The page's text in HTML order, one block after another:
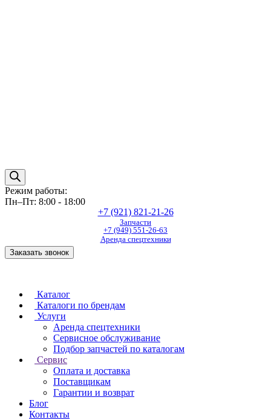
Режим работы:
Пн–Пт: 8:00 - 18:00
+7 (921) 821-21-26
Запчасти
+7 (949) 551-26-63
Аренда спецтехники
Заказать звонок
Каталог
Каталоги по брендам
Услуги
Аренда спецтехники
Сервисное обслуживание
Подбор запчастей по каталогам
Сервис
Оплата и доставка
Поставщикам
Гарантии и возврат
Блог
Контакты